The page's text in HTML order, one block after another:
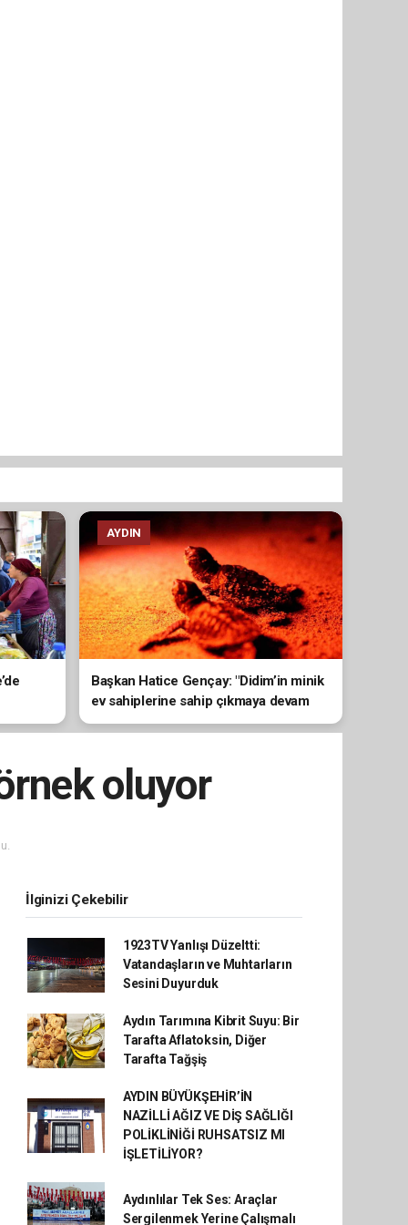
AYDIN
Başkan Hatice Gençay: "Didim’in minik
ev sahiplerine sahip çıkmaya devam
edeceğiz"
oluyor
İlginizi Çekebilir
1923TV Yanlışı Düzeltti:
Vatandaşların ve Muhtarların
Sesini Duyurduk
Aydın Tarımına Kibrit Suyu: Bir
Tarafta Aflatoksin, Diğer
Tarafta Tağşiş
AYDIN BÜYÜKŞEHİR’İN
NAZİLLİ AĞIZ VE DİŞ SAĞLIĞI
POLİKLİNİĞİ RUHSATSIZ MI
İŞLETİLİYOR?
Aydınlılar Tek Ses: Araçlar
Sergilenmek Yerine Çalışmalı